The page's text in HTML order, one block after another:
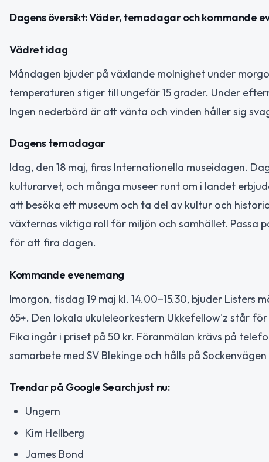
Dagens översikt: Väder, temadagar och kommande
Vädret idag
Måndagen bjuder på växlande molnighet under
temperaturen stiger till ungefär 15 grader. Under
Ingen nederbörd är att vänta och vinden håller sig
Dagens temadagar
Idag, den 18 maj, firas Internationella museidagen.
kulturarvet, och många museer runt om i landet
att besöka ett museum och ta del av kultur och
växternas viktiga roll för miljön och samhället. Passa
för att fira dagen.
Kommande evenemang
Imorgon, tisdag 19 maj kl. 14.00–15.30, bjuder
65+. Den lokala ukuleleorkestern Ukkefellow'z står
Fika ingår i priset på 50 kr. Föranmälan krävs på
samarbete med SV Blekinge och hålls på Sockenvägen
Trendar på Google Search just nu:
Ungern
Kim Hellberg
James Bond